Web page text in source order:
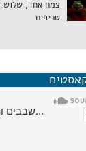
צמח אחד, שלוש
טריפים